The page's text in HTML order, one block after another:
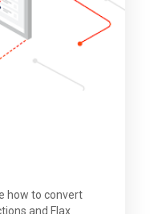
how to convert
and Flax